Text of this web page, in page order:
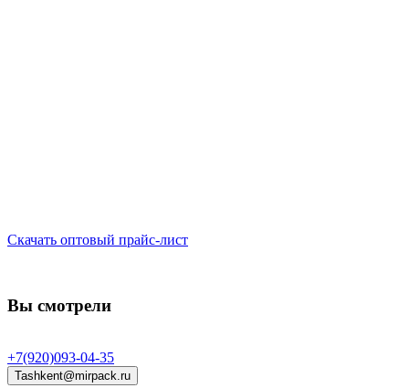
Скачать оптовый прайс-лист
Вы смотрели
+7(920)093-04-35
Tashkent@mirpack.ru